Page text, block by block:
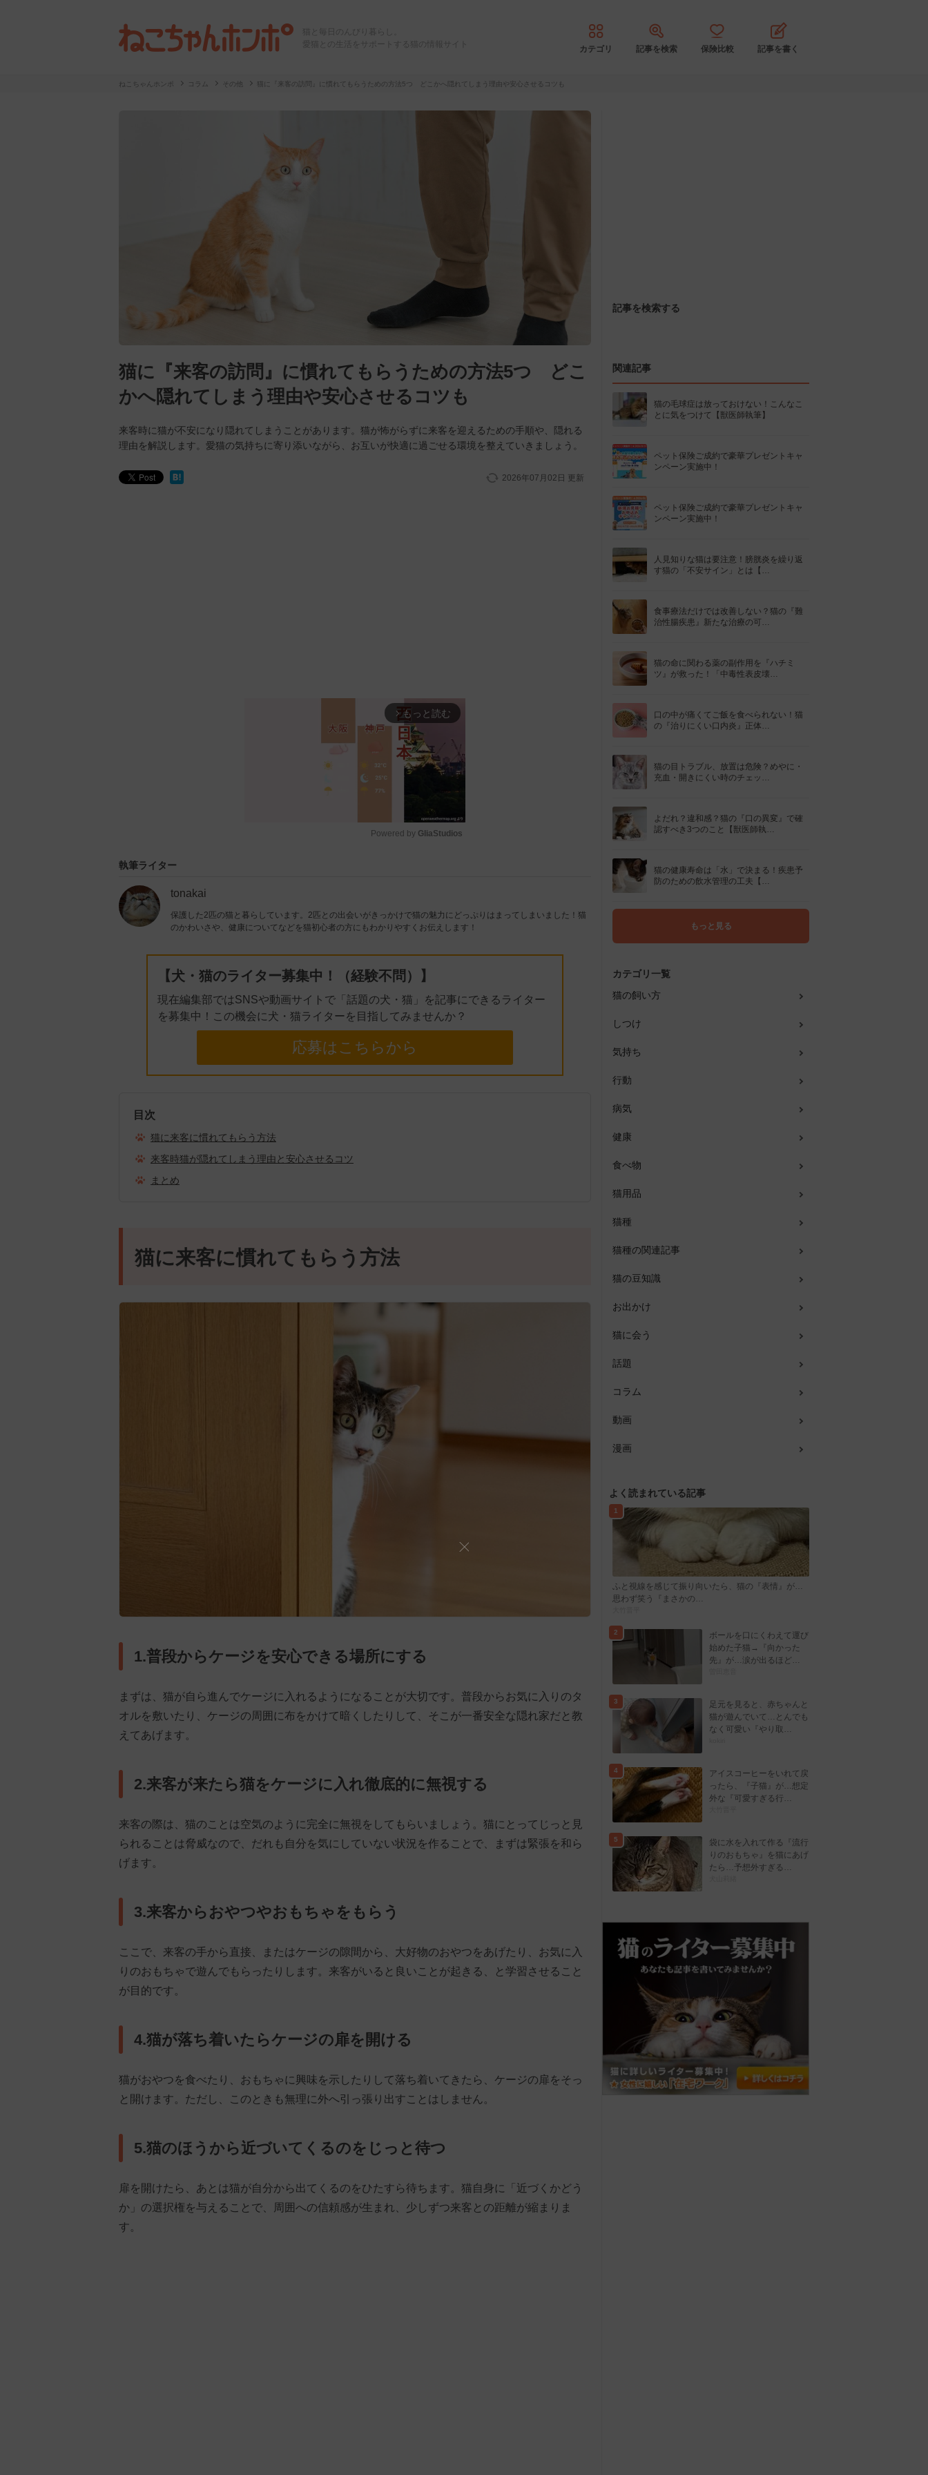
猫と毎日のんびり暮らし。
愛猫との生活をサポートする猫の情報サイト
カテゴリ 記事を検索 保険比較 記事を書く
ねこちゃんホンポ コラム その他 猫に『来客の訪問』に慣れてもらうための方法5つ どこかへ隠れてしまう理由や安心させるコツも
猫に『来客の訪問』に慣れてもらうための方法5つ どこ
かへ隠れてしまう理由や安心させるコツも
来客時に猫が不安になり隠れてしまうことがあります。猫が怖がらずに来客を迎えるための手順や、隠れる
理由を解説します。愛猫の気持ちに寄り添いながら、お互いが快適に過ごせる環境を整えていきましょう。
2026年07月02日 更新
arrow_forward_ios もっと読む
t
e
Powered by GliaStudios
執筆ライター
tonakai
保護した2匹の猫と暮らしています。2匹との出会いがきっかけで猫の魅力にどっぷりはまってしまいました！猫
のかわいさや、健康についてなどを猫初心者の方にもわかりやすくお伝えします！
【犬・猫のライター募集中！（経験不問）】
現在編集部ではSNSや動画サイトで「話題の犬・猫」を記事にできるライター
を募集中！この機会に犬・猫ライターを目指してみませんか？
応募はこちらから
目次
猫に来客に慣れてもらう方法
来客時猫が隠れてしまう理由と安心させるコツ
まとめ
猫に来客に慣れてもらう方法
1.普段からケージを安心できる場所にする
まずは、猫が自ら進んでケージに入れるようになることが大切です。普段からお気に入りのタ
オルを敷いたり、ケージの周囲に布をかけて暗くしたりして、そこが一番安全な隠れ家だと教
えてあげます。
2.来客が来たら猫をケージに入れ徹底的に無視する
来客の際は、猫のことは空気のように完全に無視をしてもらいましょう。猫にとってじっと見
られることは脅威なので、だれも自分を気にしていない状況を作ることで、まずは緊張を和ら
げます。
3.来客からおやつやおもちゃをもらう
ここで、来客の手から直接、またはケージの隙間から、大好物のおやつをあげたり、お気に入
りのおもちゃで遊んでもらったりします。来客がいると良いことが起きる、と学習させること
が目的です。
4.猫が落ち着いたらケージの扉を開ける
猫がおやつを食べたり、おもちゃに興味を示したりして落ち着いてきたら、ケージの扉をそっ
と開けます。ただし、このときも無理に外へ引っ張り出すことはしません。
5.猫のほうから近づいてくるのをじっと待つ
扉を開けたら、あとは猫が自分から出てくるのをひたすら待ちます。猫自身に「近づくかどう
か」の選択権を与えることで、周囲への信頼感が生まれ、少しずつ来客との距離が縮まりま
す。
記事を検索する
関連記事
猫の毛球症は放っておけない！こんなこ
とに気をつけて【獣医師執筆】
ペット保険ご成約で豪華プレゼントキャ
ンペーン実施中！
ペット保険ご成約で豪華プレゼントキャ
ンペーン実施中！
人見知りな猫は要注意！膀胱炎を繰り返
す猫の「不安サイン」とは【…
食事療法だけでは改善しない？猫の『難
治性腸疾患』新たな治療の可…
猫の命に関わる薬の副作用を『ハチミ
ツ』が救った！「中毒性表皮壊…
口の中が痛くてご飯を食べられない！猫
の『治りにくい口内炎』正体…
猫の目トラブル、放置は危険？めやに・
充血・開きにくい時のチェッ…
よだれ？違和感？猫の『口の異変』で確
認すべき3つのこと【獣医師執…
猫の健康寿命は「水」で決まる！疾患予
防のための飲水管理の工夫【…
もっと見る
カテゴリ一覧
猫の飼い方
しつけ
気持ち
行動
病気
健康
食べ物
猫用品
猫種
猫種の関連記事
猫の豆知識
お出かけ
猫に会う
話題
コラム
動画
漫画
よく読まれている記事
1
ふと視線を感じて振り向いたら、猫の『表情』が…
思わず笑う『まさかの…
2
ボールを口にくわえて運び
始めた子猫→『向かった
先』が…涙が出るほど…
3
足元を見ると、赤ちゃんと
猫が遊んでいて…とんでも
なく可愛い『やり取…
4
アイスコーヒーをいれて戻
ったら、『子猫』が…想定
外な『可愛すぎる行…
5
袋に水を入れて作る『流行
りのおもちゃ』を猫にあげ
たら…予想外すぎる…